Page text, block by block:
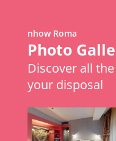
nhow Roma
Photo
Discover all
your disposal